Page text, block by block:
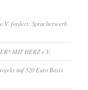
fordert: Spracherwerb
MIT HERZ e.V.
auf 520 Euro Basis